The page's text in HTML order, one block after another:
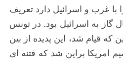
غرب و اسرائیل دارد تعریف
به سفارت اسرائیل بود. حمله به ایلات بود. 16 بار انفجار لوله انتقال گاز به اسرائیل بود. در تونس
قیام شد، این پدیده از بین
امریکا براین شد که فتنه ای